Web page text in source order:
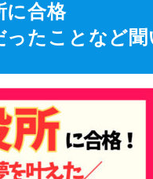
に合格
ったことなど聞